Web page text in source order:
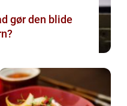
gør den blide